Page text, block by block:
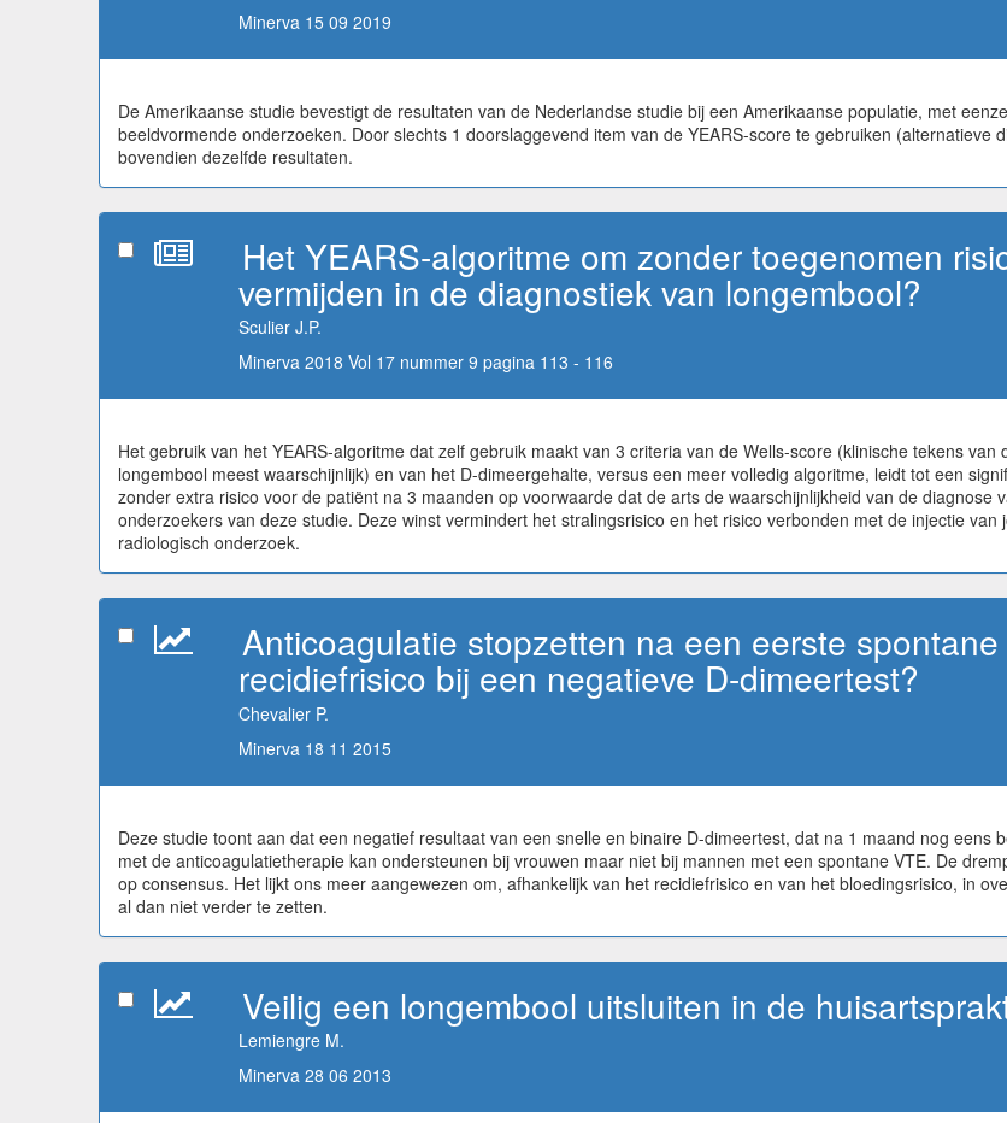
Minerva 15 09 2019
De Amerikaanse studie bevestigt de resultaten van de Nederlandse studie bij een Amerikaanse populatie, met
beeldvormende onderzoeken. Door slechts 1 doorslaggevend item van de YEARS-score te gebruiken (alternatieve
bovendien dezelfde resultaten.
Het YEARS-algoritme om zonder toegenomen
vermijden in de diagnostiek van longembool?
Sculier J.P.
Minerva 2018 Vol 17 nummer 9 pagina 113 - 116
Het gebruik van het YEARS-algoritme dat zelf gebruik maakt van 3 criteria van de Wells-score (klinische tekens
longembool meest waarschijnlijk) en van het D-dimeergehalte, versus een meer volledig algoritme, leidt tot een
zonder extra risico voor de patiënt na 3 maanden op voorwaarde dat de arts de waarschijnlijkheid van de diagnose
onderzoekers van deze studie. Deze winst vermindert het stralingsrisico en het risico verbonden met de injectie
radiologisch onderzoek.
Anticoagulatie stopzetten na een eerste
recidiefrisico bij een negatieve D-dimeertest?
Chevalier P.
Minerva 18 11 2015
Deze studie toont aan dat een negatief resultaat van een snelle en binaire D-dimeertest, dat na 1 maand nog eens
met de anticoagulatietherapie kan ondersteunen bij vrouwen maar niet bij mannen met een spontane VTE. De
op consensus. Het lijkt ons meer aangewezen om, afhankelijk van het recidiefrisico en van het bloedingsrisico, in
al dan niet verder te zetten.
Veilig een longembool uitsluiten in de
Lemiengre M.
Minerva 28 06 2013